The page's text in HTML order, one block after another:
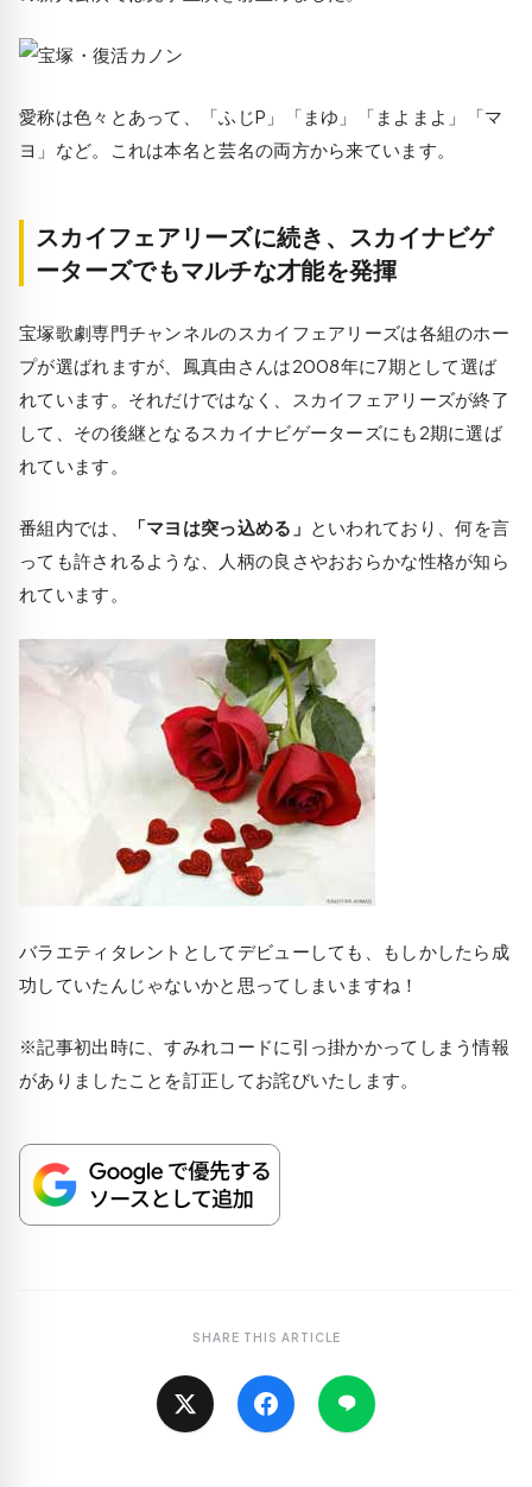
愛称は色々とあって、
「ふじP」「まゆ」「まよまよ」「マ
ヨ」など。これは本名と芸名の両方から来ています。
スカイフェアリーズに続き、スカイナビゲ
ーターズでもマルチな才能を発揮
宝塚歌劇専門チャンネルのスカイフェアリーズは各組のホー
プが選ばれますが、鳳真由さんは2008年に7期として選ば
れています。それだけではなく、スカイフェアリーズが終了
して、その後継となるスカイナビゲーターズにも2期に選ば
れています。
番組内では、 「マヨは突っ込める」 といわれており、何を言
っても許されるような、人柄の良さやおおらかな性格が知ら
れています。
バラエティタレントとしてデビューしても、もしかしたら成
功していたんじゃないかと思ってしまいますね！
※記事初出時に、すみれコードに引っ掛かかってしまう情報
がありましたことを訂正してお詫びいたします。
SHARE THIS ARTICLE